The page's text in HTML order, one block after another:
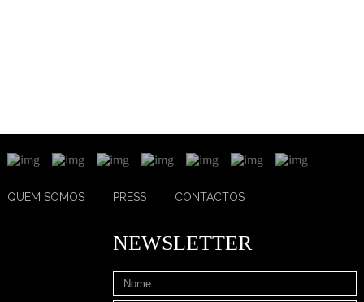
QUEM SOMOS PRESS CONTACTOS
NEWSLETTER